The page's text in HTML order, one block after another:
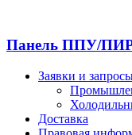
Панель ППУ/ПИР
Заявки и
Доставка